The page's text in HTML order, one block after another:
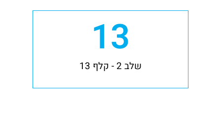
שלב 2 - קלף 13
13